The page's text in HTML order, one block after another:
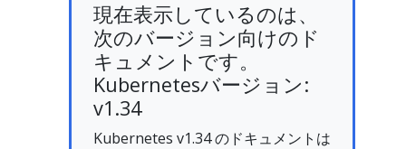
現在表示しているのは、
次のバージョン向けのド
キュメントです。
Kubernetesバージョン:
v1.34
Kubernetes v1.34 のドキュメントは